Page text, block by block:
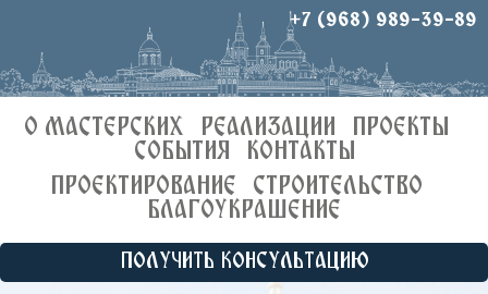
+7 (968) 989-39-89
О МАСТЕРСКИХ РЕАЛИЗАЦИИ
ПРОЕКТЫ
СОБЫТИЯ
КОНТАКТЫ
ПРОЕКТИРОВАНИЕ
СТРОИТЕЛЬСТВО
БЛАГОУКРАШЕНИЕ
ПОЛУЧИТЬ КОНСУЛЬТАЦИЮ